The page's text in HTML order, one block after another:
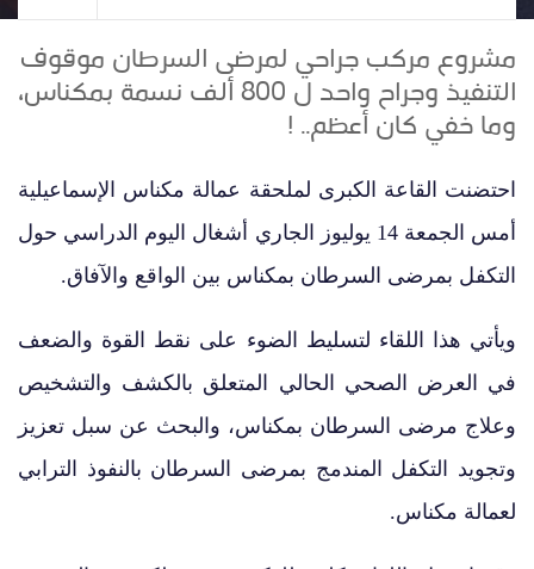
مشروع مركب جراحي لمرضى السرطان موقوف
التنفيذ وجراح واحد ل 800 ألف نسمة بمكناس،
وما خفي كان أعظم.. !
احتضنت القاعة الكبرى لملحقة عمالة مكناس الإسماعيلية
أمس الجمعة 14 يوليوز الجاري أشغال اليوم الدراسي حول
التكفل بمرضى السرطان بمكناس بين الواقع والآفاق.
ويأتي هذا اللقاء لتسليط الضوء على نقط القوة والضعف
في العرض الصحي الحالي المتعلق بالكشف والتشخيص
وعلاج مرضى السرطان بمكناس، والبحث عن سبل تعزيز
وتجويد التكفل المندمج بمرضى السرطان بالنفوذ الترابي
لعمالة مكناس.